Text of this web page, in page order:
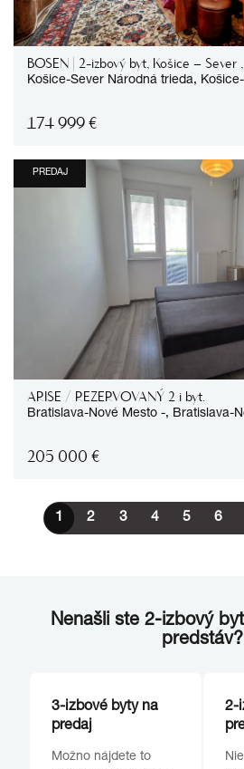
BOSEN | 2-izbový byt, Košice – Sever
Košice-Sever Národná trieda,
174 999€
PREDAJ
ARISE / REZERVOVANÝ 2 i byt.
Bratislava-Nové Mesto -, Bratislava-
205 000 €
1 2 3 4 5 6
Nenašli ste 2-izbový
predstáv?
3-izbové byty na
predaj
Možno nájdete to
2-